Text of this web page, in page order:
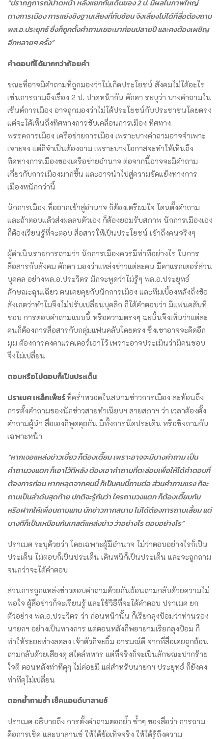
“ปรากฎการณ์ปาดหน้า หลังแยกกันเดินของ 2 ป. มีผลในภาพใหญ่
ทางการเมือง การแย่งชิงฐานเสียงที่ทับซ้อน จึงเลี่ยงไม่ได้ที่สื่อต้องถาม
พล.อ.ประยุทธ์ ซึ่งก็ถูกตั้งคำถามเยอะมาก่อนปลายปี และคงต้องเผชิญ
อีกหลายๆ ครั้ง”
คำตอบที่ได้มากกว่าถ้อยคำ
ขณะที่อาจมีคำถามที่ถูกมองว่าไม่เกิดประโยชน์ สังคมไม่ได้อะไร
เช่นการถามถึงเรื่อง 2 ป. ปาดหน้ากัน ศักดา ระบุว่า บางคำถามใน
เซ้นต์การเมือง อาจถูกมองว่าไม่ได้ประโยชน์กับประชาชนโดยตรง
แต่จะได้เห็นถึงทิศทางการขับเคลื่อนการเมือง ทิศทาง
พรรคการเมือง เครือข่ายการเมือง เพราะบางคำถามอาจจำเพาะ
เจาะจง แต่ก็จำเป็นต้องถาม เพราะบางโอกาสจะทำให้เห็นถึง
ทิศทางการเมืองของเครือข่ายอำนาจ ต่อจากนี้อาจจะมีคำถาม
เกี่ยวกับการเมืองมากขึ้น และอาจนำไปสู่ความขัดแย้งทางการ
เมืองหนักกว่านี้
นักการเมือง ที่อยากเข้าสู่อำนาจ ก็ต้องเตรียมใจ โดนตั้งคำถาม
และถ้าตอบแล้วส่งผลลบตัวเอง ก็ต้องยอมรับสภาพ นักการเมืองเอง
ก็ต้องเรียนรู้ที่จะตอบ สื่อสารให้เป็นประโยชน์ เข้าถึงคนจริงๆ
ผู้ดำเนินรายการถามว่า นักการเมืองควรมีท่าทีอย่างไร ในการ
สื่อสารกับสังคม ศักดา มองว่าแหล่งข่าวแต่ละคน มีคาแรกเตอร์ส่วน
บุคคล อย่างพล.อ.ประวิตร มักจะพูดว่าไม่รู้ๆ พล.อ.ประยุทธ์
ลักษณะฉุนเฉียว ตนเคยคุยกับนักการเมือง และทีมเบื้องหลังถึงข้อ
สังเกตว่าทำไมจึงไม่ปรับเปลี่ยนบุคลิก ก็ได้คำตอบว่า มีแฟนคลับที่
ชอบ การตอบคำถามแบบนี้ หรือความตรงๆ ฉะนั้นจึงเห็นว่าแต่ละ
คนก็ต้องการสื่อสารกับกลุ่มแฟนคลับโดยตรง ซึ่งเขาอาจจะคิดอีก
มุม ต้องการคงคาแรคเตอร์เอาไว้ เพราะอาจประเมินว่ามีคนชอบ
จึงไม่เปลี่ยน
ตอบหรือไม่ตอบก็เป็นประเด็น
ปราเมศ เหล็กเพ็ชร์ที่คร่ำหวอดในสนามข่าวการเมือง สะท้อนถึง
การตั้งคำถามของนักข่าวสายทำเนียบฯ สายสภาฯ ว่า เวลาต้องตั้ง
คำถามผู้นำ สื่อเองก็พูดคุยกัน มีทั้งการนัดประเด็น หรือชิงถามกัน
เฉพาะหน้า
“หากเจอแหล่งข่าวเขี้ยว ก็ต้องเตี๊ยม เพราะอาจจะมีบางคำถาม เป็น
คำถามวงแตก ก็เอาไว้ทีหลัง ต้องเอาคำถามที่ตะล่อมเพื่อให้ได้คำตอบที่
ต้องการก่อน หากหลุดจากคนนี้ ก็เป็นคนนี้ถามต่อ ส่วนคำถามแรง ก็จะ
ถามเป็นลำดับสุดท้าย ปกติจะรู้กันว่า ใครถามวงแตก ก็ต้องเตี๊ยมกัน
หรือฝากให้เพื่อนถามแทน นักข่าวภาคสนาม ไม่ได้ต้องการถามเสี้ยม แต่
บางทีก็เป็นเหมือนกันเทสต์แหล่งข่าว ว่าอย่างไร ตอบอย่างไร”
ปราเมศ ระบุด้วยว่า โดยเฉพาะผู้มีอำนาจ ไม่ว่าตอบอย่างไรก็เป็น
ประเด็น ไม่ตอบก็เป็นประเด็น เดินหนีก็เป็นประเด็น และจะถูกถาม
จนกว่าจะได้คำตอบ
ส่วนการถูกแหล่งข่าวตอบคำถามด้วยกันย้อนถามกลับด้วยความไม่
พอใจ ผู้สื่อข่าวก็จะเรียนรู้ และใช้วิธีที่จะได้คำตอบ ปราเมศ ยก
ตัวอย่าง พล.อ.ประวิตร ว่า ก่อนหน้านั้น ก็เรียกลุงป้อมว่าท่านรอง
นายกฯ อย่างเป็นทางการ แต่ตอนหลังก็พยายามเรียกลุงป้อม ก็
ทำให้ระยะห่างลดลง เจ้าตัวก็จะยิ้ม อารมณ์ดี จากที่สื่อเคยถูกย้อน
ถามกลับด้วยเสียงดุ สไตล์ทหาร แต่ที่จริงก็จะเป็นลักษณะปากร้าย
ใจดี ตอนหลังท่าทีดุๆ ไม่ค่อยมี แต่สำหรับนายกฯ ประยุทธ์ ก็ยังคง
ท่าทีดุไม่เปลี่ยน
ตอกย้ำถามซ้ำ เช็คแอนด์บาลานซ์
ปราเมศ อธิบายถึง การตั้งคำถามตอกย้ำ ซ้ำๆ ของสื่อว่า การถาม
คือการเช็ค และบาลานซ์ ให้ได้ข้อเท็จจริง ให้ได้รู้ถึงความ